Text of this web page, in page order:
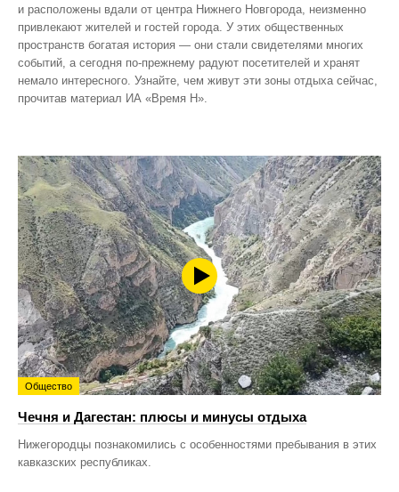
и расположены вдали от центра Нижнего Новгорода, неизменно
привлекают жителей и гостей города. У этих общественных
пространств богатая история — они стали свидетелями многих
событий, а сегодня по‑прежнему радуют посетителей и хранят
немало интересного. Узнайте, чем живут эти зоны отдыха сейчас,
прочитав материал ИА «Время Н».
Общество
Чечня и Дагестан: плюсы и минусы отдыха
Нижегородцы познакомились с особенностями пребывания в этих
кавказских республиках.